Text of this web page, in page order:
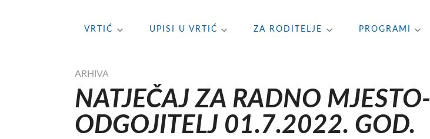
VRTIĆ UPISI U VRTIĆ ZA RODITELJE PROGRAMI
ARHIVA
NATJEČAJ ZA RADNO MJESTO-
ODGOJITELJ 01.7.2022. GOD.